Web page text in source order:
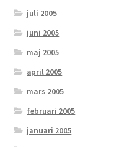
juli 2005
juni 2005
maj 2005
april 2005
mars 2005
februari 2005
januari 2005